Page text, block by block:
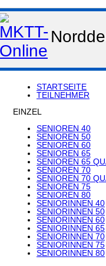
STARTSEITE
TEILNEHMER
EINZEL
SENIOREN 40
SENIOREN 50
SENIOREN 60
SENIOREN 65
SENIOREN 65
SENIOREN 70
SENIOREN 70
SENIOREN 75
SENIOREN 80
SENIORINNEN 40
SENIORINNEN 50
SENIORINNEN 60
SENIORINNEN 65
SENIORINNEN 70
SENIORINNEN 75
SENIORINNEN 80